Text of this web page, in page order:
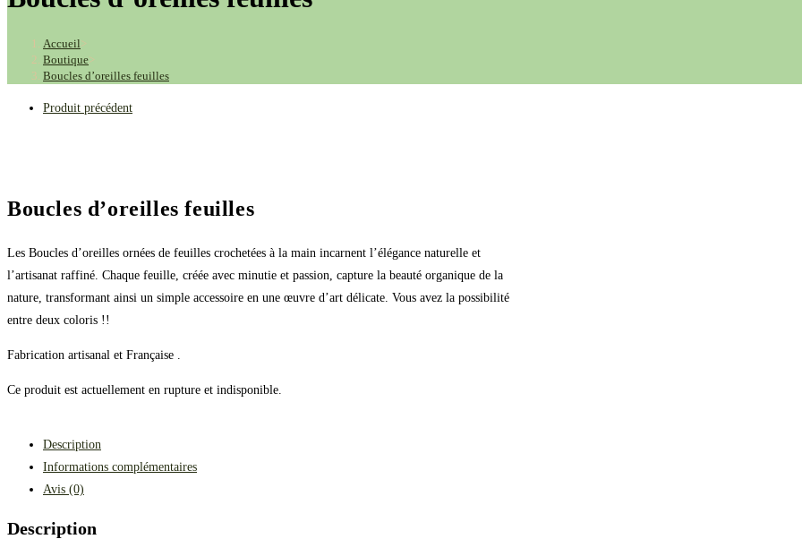
Accueil >
Boutique>
Boucles d’oreilles feuilles
Produit précédent
Boucles d’oreilles feuilles
Les Boucles d’oreilles ornées de feuilles crochetées à la main incarnent l’élégance naturelle et
l’artisanat raffiné. Chaque feuille, créée avec minutie et passion, capture la beauté organique de la
nature, transformant ainsi un simple accessoire en une œuvre d’art délicate. Vous avez la possibilité
entre deux coloris !!
Fabrication artisanal et Française .
Ce produit est actuellement en rupture et indisponible.
Description
Informations complémentaires
Avis (0)
Description